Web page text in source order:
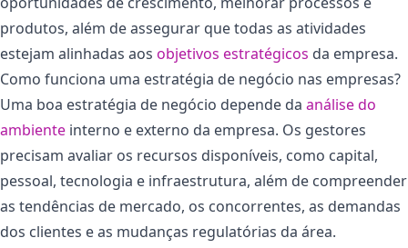
produtos, além de assegurar que todas as atividades
estejam alinhadas aos objetivos estratégicos da empresa.
Como funciona uma estratégia de negócio nas empresas?
Uma boa estratégia de negócio depende da análise do
ambiente interno e externo da empresa. Os gestores
precisam avaliar os recursos disponíveis, como capital,
pessoal, tecnologia e infraestrutura, além de compreender
as tendências de mercado, os concorrentes, as demandas
dos clientes e as mudanças regulatórias da área.